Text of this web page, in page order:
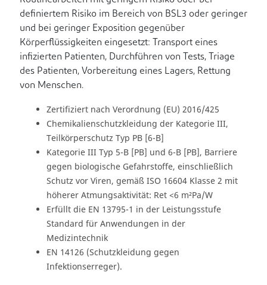
definiertem Risiko im Bereich von BSL3 oder geringer
und bei geringer Exposition gegenüber
Körperflüssigkeiten eingesetzt: Transport eines
infizierten Patienten, Durchführen von Tests, Triage
des Patienten, Vorbereitung eines Lagers, Rettung
von Menschen.
Zertifiziert nach Verordnung (EU) 2016/425
Chemikalienschutzkleidung der Kategorie III,
Teilkörperschutz Typ PB [6-B]
Kategorie III Typ 5-B [PB] und 6-B [PB], Barriere
gegen biologische Gefahrstoffe, einschließlich
Schutz vor Viren, gemäß ISO 16604 Klasse 2 mit
höherer Atmungsaktivität: Ret <6 m²Pa/W
Erfüllt die EN 13795-1 in der Leistungsstufe
Standard für Anwendungen in der
Medizintechnik
EN 14126 (Schutzkleidung gegen
Infektionserreger).